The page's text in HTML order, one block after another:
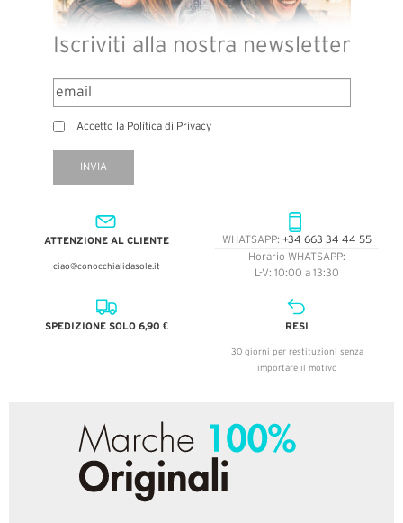
Iscriviti alla nostra newsletter
Accetto la Política di Privacy
INVIA
ATTENZIONE AL CLIENTE
ciao@conocchialidasole.it
WHATSAPP: +34 663 34 44 55
Horario WHATSAPP:
L-V: 10:00 a 13:30
SPEDIZIONE SOLO 6,90 € RESI
30 giorni per restituzioni senza
importare il motivo